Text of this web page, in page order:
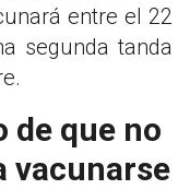
entre el 22
segunda tanda
de que no
vacunarse